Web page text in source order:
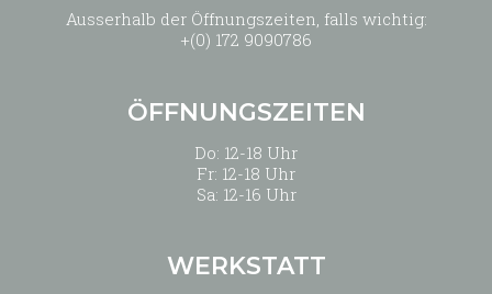
Ausserhalb der Öffnungszeiten, falls wichtig:
+(0) 172 9090786
ÖFFNUNGSZEITEN
Do: 12-18 Uhr
Fr: 12-18 Uhr
Sa: 12-16 Uhr
WERKSTATT